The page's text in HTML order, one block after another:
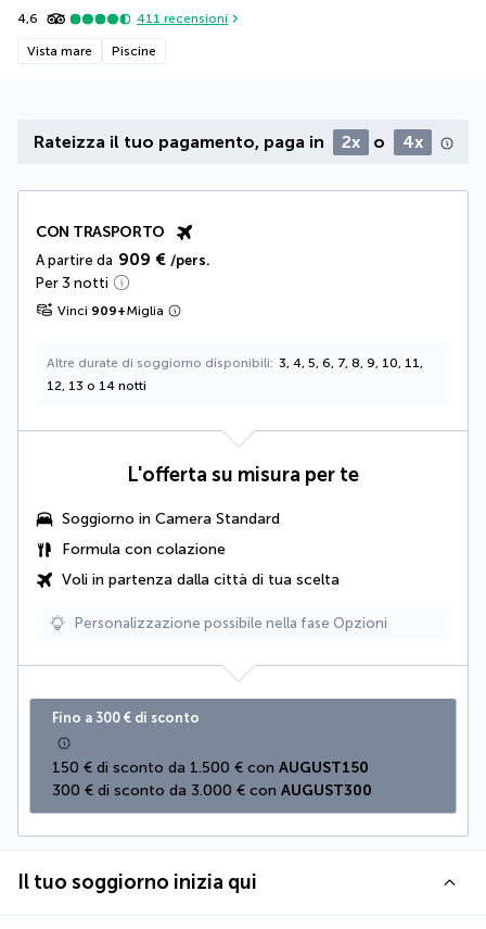
4,6 411 recensioni
Vista mare Piscine
Rateizza il tuo pagamento, paga in 2x o 4x
CON TRASPORTO
A partire da 909 € /pers.
Per 3 notti
Vinci 909+Miglia
Altre durate di soggiorno disponibili
3, 4, 5, 6, 7, 8, 9, 10, 11,
12, 13 o 14 notti
L'offerta su misura per te
Soggiorno in Camera Standard
Formula con colazione
Voli in partenza dalla città di tua scelta
Personalizzazione possibile nella fase Opzioni
Fino a 300 € di sconto
150 € di sconto da 1.500 € con AUGUST150
300 € di sconto da 3.000 € con AUGUST300
Il tuo soggiorno inizia qui